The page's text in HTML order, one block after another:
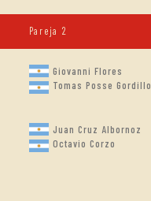
Pareja 2
Giovanni Flores
Tomas Posse Gordillo
Juan Cruz Albornoz
Octavio Corzo